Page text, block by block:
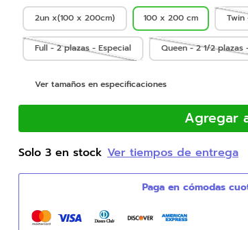
2un x(100 x 200cm) 100 x 200 cm Twin
Full - 2 plazas - Especial Queen - 2 1/2 plazas
Ver tamaños en especificaciones
Agregar
Solo 3 en stock Ver tiempos de entrega